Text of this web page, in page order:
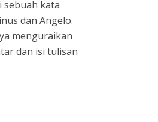
sebuah kata
dan Angelo.
menguraikan
dan isi tulisan